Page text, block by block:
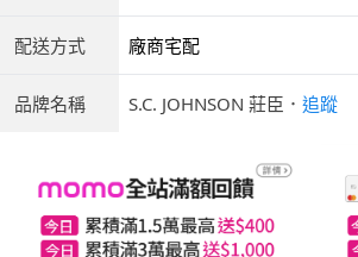
配送方式 廠商宅配
品牌名稱 S.C. JOHNSON 莊臣 ． 追蹤